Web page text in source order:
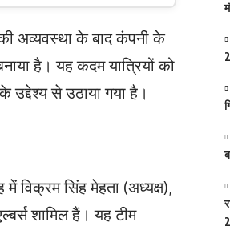
अव्यवस्था के बाद कंपनी के
है। यह कदम यात्रियों को
से उठाया गया है।
विक्रम सिंह मेहता (अध्यक्ष),
शामिल हैं। यह टीम